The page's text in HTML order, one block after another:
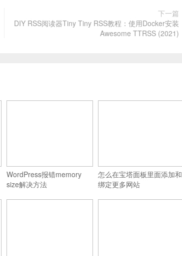
下一篇
DIY RSS阅读器Tiny Tiny RSS教程：使用Docker安装
Awesome TTRSS (2021)
WordPress报错memory
size解决方法
怎么在宝塔面板里面添加和
绑定更多网站